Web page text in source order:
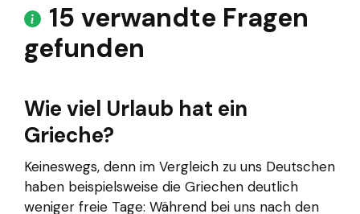
15 verwandte Fragen
gefunden
Wie viel Urlaub hat ein
Grieche?
Keineswegs, denn im Vergleich zu uns Deutschen
haben beispielsweise die Griechen deutlich
weniger freie Tage: Während bei uns nach den